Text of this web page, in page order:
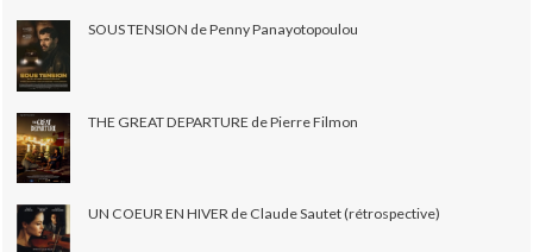
SOUS TENSION de Penny Panayotopoulou
THE GREAT DEPARTURE de Pierre Filmon
UN COEUR EN HIVER de Claude Sautet (rétrospective)